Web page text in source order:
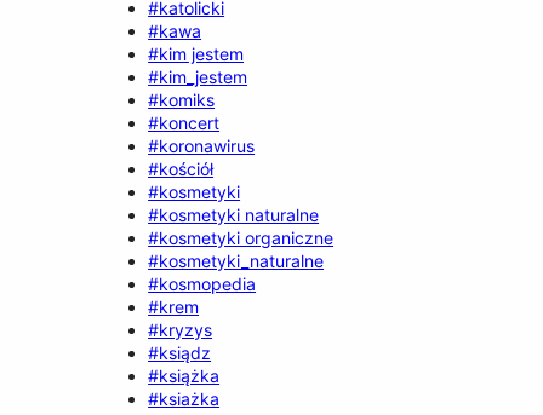
#katolicki
#kawa
#kim jestem
#kim_jestem
#komiks
#koncert
#koronawirus
#kościół
#kosmetyki
#kosmetyki naturalne
#kosmetyki organiczne
#kosmetyki_naturalne
#kosmopedia
#krem
#kryzys
#ksiądz
#książka
#ksiażka